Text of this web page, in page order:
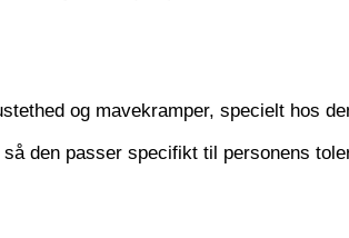
og mavekramper, specielt hos
den passer specifikt til personens